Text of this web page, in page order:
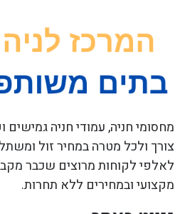
מחסומי חניה, עמודי חניה גמישים
צורך ולכל מטרה במחיר זול
לאלפי לקוחות מרוצים שכבר
מקצועי ובמחירים ללא תחרות.